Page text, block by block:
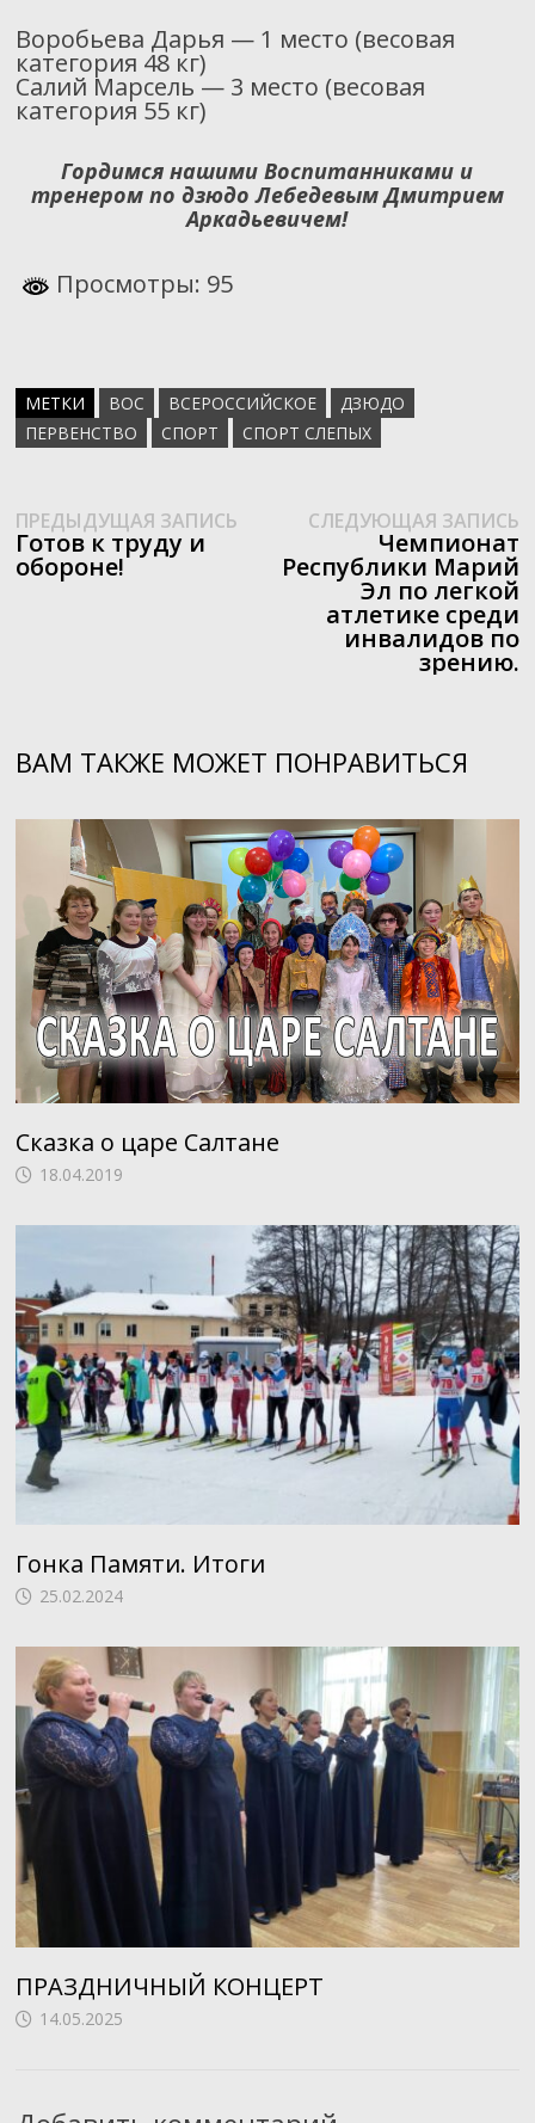
Воробьева Дарья — 1 место (весовая
категория 48 кг)
Салий Марсель — 3 место (весовая
категория 55 кг)
Гордимся нашими Воспитанниками и
тренером по дзюдо Лебедевым Дмитрием
Аркадьевичем!
Просмотры: 95
МЕТКИ ВОС ВСЕРОССИЙСКОЕ
ДЗЮДО
ПЕРВЕНСТВО
СПОРТ СПОРТ СЛЕПЫХ
Навигация
по
ПРЕДЫДУЩАЯ ЗАПИСЬПредыдущая
Готов к труду и
обороне!
СЛЕДУЮЩАЯ ЗАПИСЬ
Чемпионат
Республики Марий
Эл по легкой
атлетике среди
инвалидов по
зрению.
ВАМ ТАКЖЕ МОЖЕТ ПОНРАВИТЬСЯ
Сказка о царе Салтане
18.04.2019
Гонка Памяти. Итоги
25.02.2024
ПРАЗДНИЧНЫЙ КОНЦЕРТ
14.05.2025